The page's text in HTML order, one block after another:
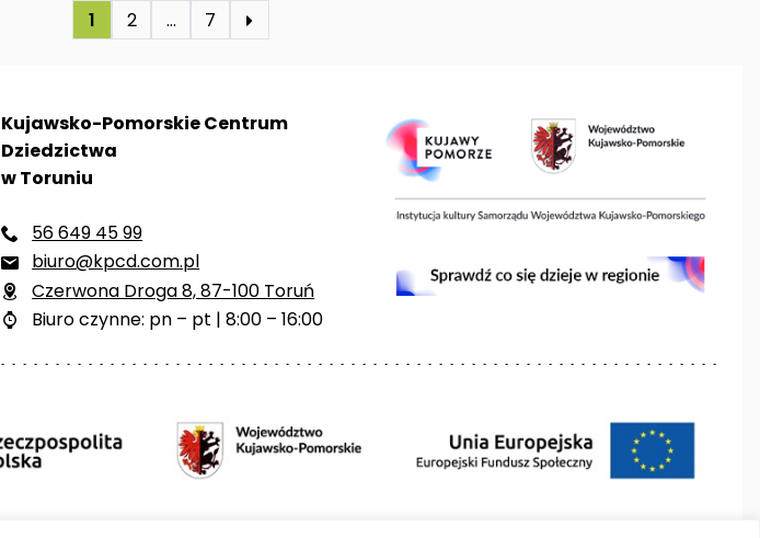
1 2 … 7
Kujawsko-Pomorskie Centrum
Dziedzictwa
w Toruniu
 56 649 45 99
 biuro@kpcd.com.pl
 Czerwona Droga 8, 87-100 Toruń
 Biuro czynne: pn – pt | 8:00 – 16:00